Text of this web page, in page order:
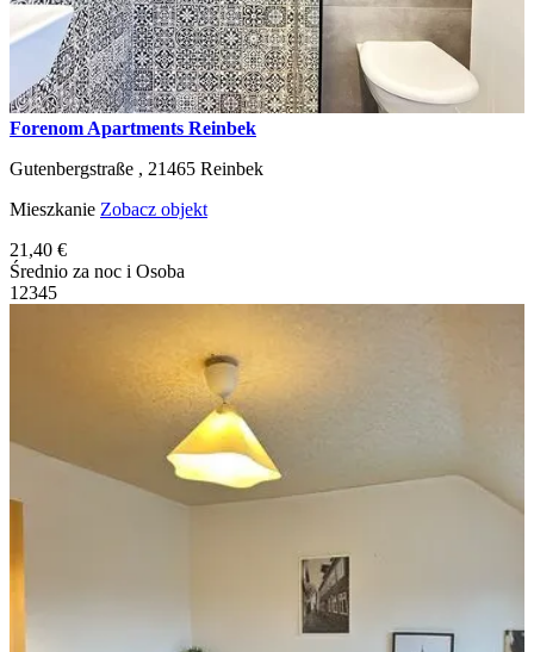
Forenom Apartments Reinbek
Gutenbergstraße , 21465 Reinbek
Mieszkanie Zobacz objekt
21,40 €
Średnio za noc i Osoba
1 2345